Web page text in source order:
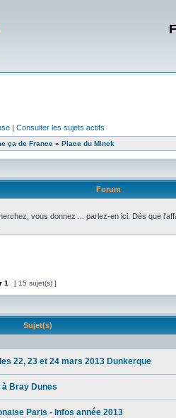
| Consulter les sujets actifs
ça de France » Place du Minck
Forum
vous donnez ... parlez-en ici. Dès que
1 [ 15 sujet(s) ]
Sujet(s)
22, 23 et 24 mars 2013 Dunkerque
Bray Dunes
Paris - Infos année 2013